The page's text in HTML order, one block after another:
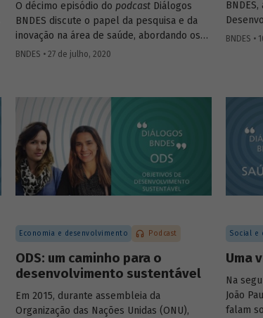
O décimo episódio do podcast Diálogos
BNDES discute o papel da pesquisa e da
inovação na área de saúde, abordando os
avanços mais recentes no combate à
de Serviços de Saúde do BNDES, Carla Reis,
coordenadora do Laboratório de
Engenharia de Cultivos Celulares (LECC),
Leda Castilho, falam das parcerias
brasileiras para testagem e produção de
vacinas contra o novo coronavírus, e sobre
o teste de diagnóstico desenvolvido pela
com maior precisão e menor custo os
BNDES • 27 de julho, 2020
BNDES •
Economia e desenvolvimento Podcast
ODS: um caminho para o
desenvolvimento sustentável
Em 2015, durante assembleia da
Organização das Nações Unidas (ONU),
Social e
Uma
Na
João
falam